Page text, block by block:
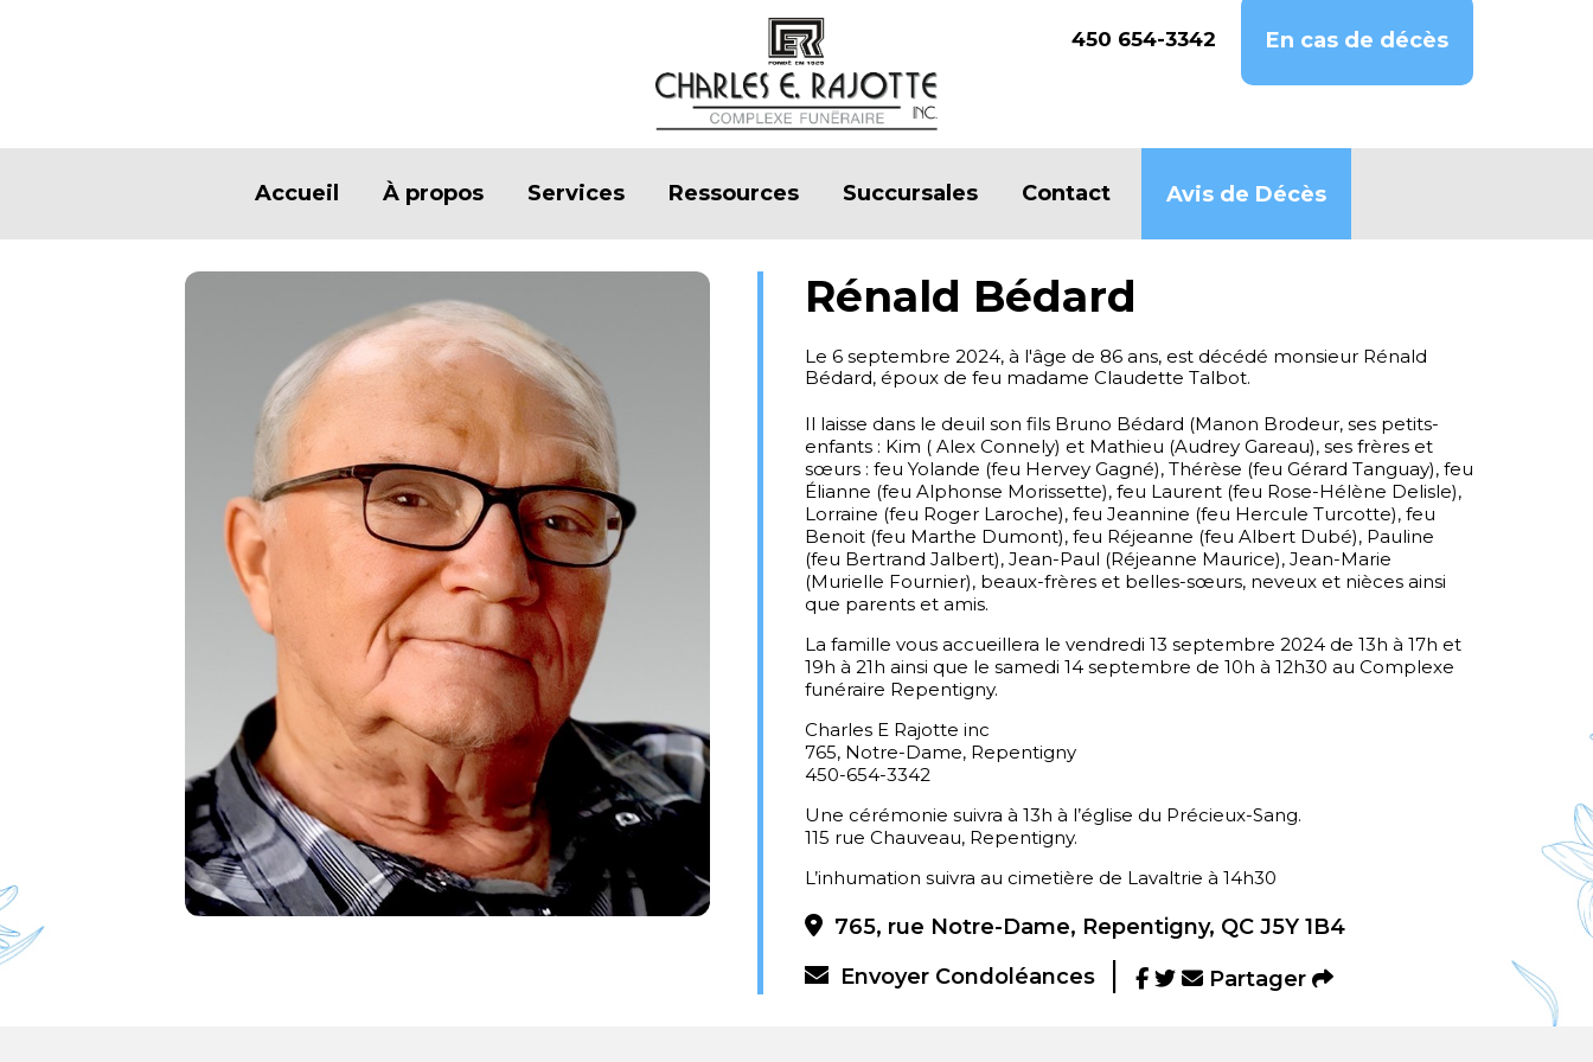
450 654-3342 En cas de décès
Accueil À propos Services Ressources Succursales Contact Avis de Décès
Rénald Bédard
Le 6 septembre 2024, à l'âge de 86 ans, est décédé monsieur Rénald
Bédard, époux de feu madame Claudette Talbot.
Il laisse dans le deuil son fils Bruno Bédard (Manon Brodeur, ses petits-
enfants : Kim ( Alex Connely) et Mathieu (Audrey Gareau), ses frères et
sœurs : feu Yolande (feu Hervey Gagné), Thérèse (feu Gérard Tanguay), feu
Élianne (feu Alphonse Morissette), feu Laurent (feu Rose-Hélène Delisle),
Lorraine (feu Roger Laroche), feu Jeannine (feu Hercule Turcotte), feu
Benoit (feu Marthe Dumont), feu Réjeanne (feu Albert Dubé), Pauline
(feu Bertrand Jalbert), Jean-Paul (Réjeanne Maurice), Jean-Marie
(Murielle Fournier), beaux-frères et belles-sœurs, neveux et nièces ainsi
que parents et amis.
La famille vous accueillera le vendredi 13 septembre 2024 de 13h à 17h et
19h à 21h ainsi que le samedi 14 septembre de 10h à 12h30 au Complexe
funéraire Repentigny.
Charles E Rajotte inc
765, Notre-Dame, Repentigny
450-654-3342
Une cérémonie suivra à 13h à l’église du Précieux-Sang.
115 rue Chauveau, Repentigny.
L’inhumation suivra au cimetière de Lavaltrie à 14h30
765, rue Notre-Dame, Repentigny, QC J5Y 1B4
Envoyer Condoléances
Partager